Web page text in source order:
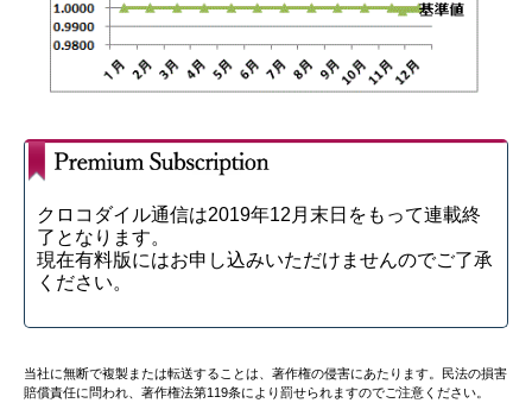
クロコダイル通信は2019年12月末日をもって連載終
了となります。
現在有料版にはお申し込みいただけませんのでご了承
ください。
当社に無断で複製または転送することは、著作権の侵害にあたります。民法の損害
賠償責任に問われ、著作権法第119条により罰せられますのでご注意ください。